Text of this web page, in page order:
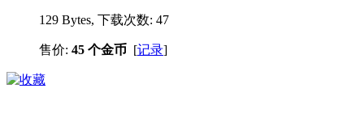
129 Bytes, 下载次数: 47
售价: 45 个金币 [记录]